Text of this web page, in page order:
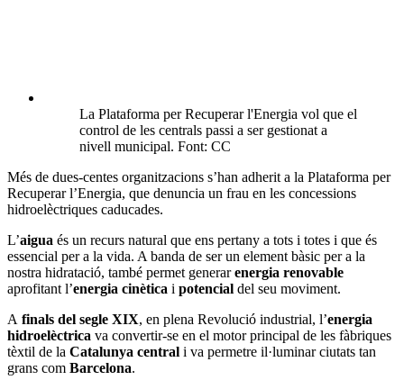
La Plataforma per Recuperar l'Energia vol que el
control de les centrals passi a ser gestionat a
nivell municipal. Font: CC
Més de dues-centes organitzacions s’han adherit a la Plataforma per
Recuperar l’Energia, que denuncia un frau en les concessions
hidroelèctriques caducades.
L’aigua és un recurs natural que ens pertany a tots i totes i que és
essencial per a la vida. A banda de ser un element bàsic per a la
nostra hidratació, també permet generarenergia renovable
aprofitant l’energia cinètica i potencial del seu moviment.
A finals del segle XIX, en plena Revolució industrial, l’energia
hidroelèctrica va convertir-se en el motor principal de les fàbriques
tèxtil de la Catalunya central i va permetre il·luminar ciutats tan
grans com Barcelona.